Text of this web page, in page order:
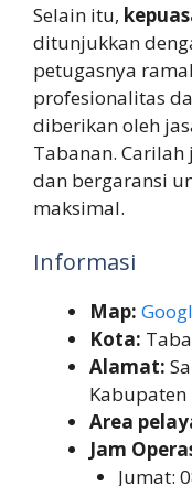
Selain itu,
ditunjukkan
petugasnya
profesionalitas
diberikan oleh
Tabanan. Carilah
dan bergaransi
maksimal.
Informasi
Map:
Kota:
Alamat:
Kabupaten
Area
Jam
Jumat: